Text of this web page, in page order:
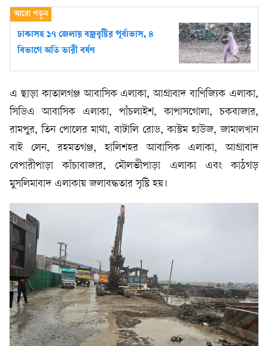
ঢাকাসহ ১৭ জেলায় বজ্রবৃষ্টির পূর্বাভাস, ৪
বিভাগে অতি ভারী বর্ষণ
এ ছাড়া কাতালগঞ্জ আবাসিক এলাকা, আগ্রাবাদ বাণিজ্যিক এলাকা,
সিডিএ আবাসিক এলাকা, পাঁচলাইশ, কাপাসগোলা, চকবাজার,
রামপুর, তিন পোলের মাথা, বাটালি রোড, কাস্টম হাউজ, জামালখান
বাই লেন, রহমতগঞ্জ, হালিশহর আবাসিক এলাকা, আগ্রাবাদ
বেপারীপাড়া কাঁচাবাজার, মৌলভীপাড়া এলাকা এবং কাঠগড়
মুসলিমাবাদ এলাকায় জলাবদ্ধতার সৃষ্টি হয়।